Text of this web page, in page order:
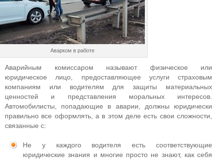
Аварком в работе
Аварийным комиссаром называют физическое или
юридическое лицо, предоставляющее услуги страховым
компаниям или водителям для защиты материальных
ценностей и представления моральных интересов.
Автомобилисты, попадающие в аварии, должны юридически
правильно все оформлять, а в этом деле есть свои сложности,
связанные с:
Не у каждого водителя есть соответствующие
юридические знания и многие просто не знают, как себя